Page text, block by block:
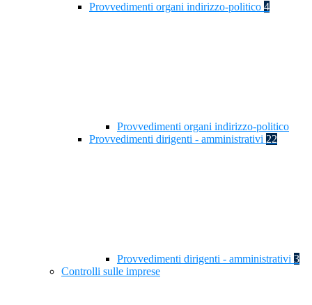
Provvedimenti organi indirizzo-politico 4
Provvedimenti organi indirizzo-politico
Provvedimenti dirigenti - amministrativi 22
Provvedimenti dirigenti - amministrativi 3
Controlli sulle imprese